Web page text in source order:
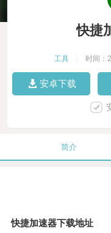
快捷
工具 时间：
安卓下载
简介
快捷加速器下载地址